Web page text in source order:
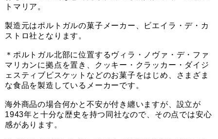
トマリア。
製造元はポルトガルの菓子メーカー、ビエイラ・デ・カ
ストロ社となります。
＊ポルトガル北部に位置するヴィラ・ノヴァ・デ・ファ
マリカンに拠点を置き、クッキー・クラッカー・ダイジ
ェスティブビスケットなどのお菓子をはじめ、さまざま
な食品を製造しているメーカーです。
海外商品の場合何かと不安が付き纏いますが、設立が
1943年と十分な歴史を持つ同社なので、その点では安心
感があります。